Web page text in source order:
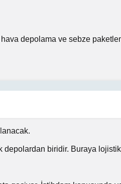
depolama ve sebze
biridir. Buraya